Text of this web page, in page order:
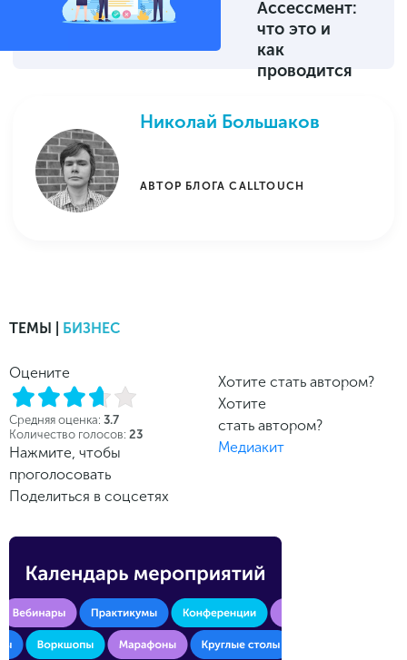
Ассессмент:
что это и
как
проводится
Николай Большаков
АВТОР БЛОГА CALLTOUCH
ТЕМЫ | БИЗНЕС
Оцените
Средняя оценка: 3.7
Количество голосов: 23
Нажмите, чтобы
проголосовать
Поделиться в соцсетях
Хотите стать автором?
Хотите
стать автором?
Медиакит